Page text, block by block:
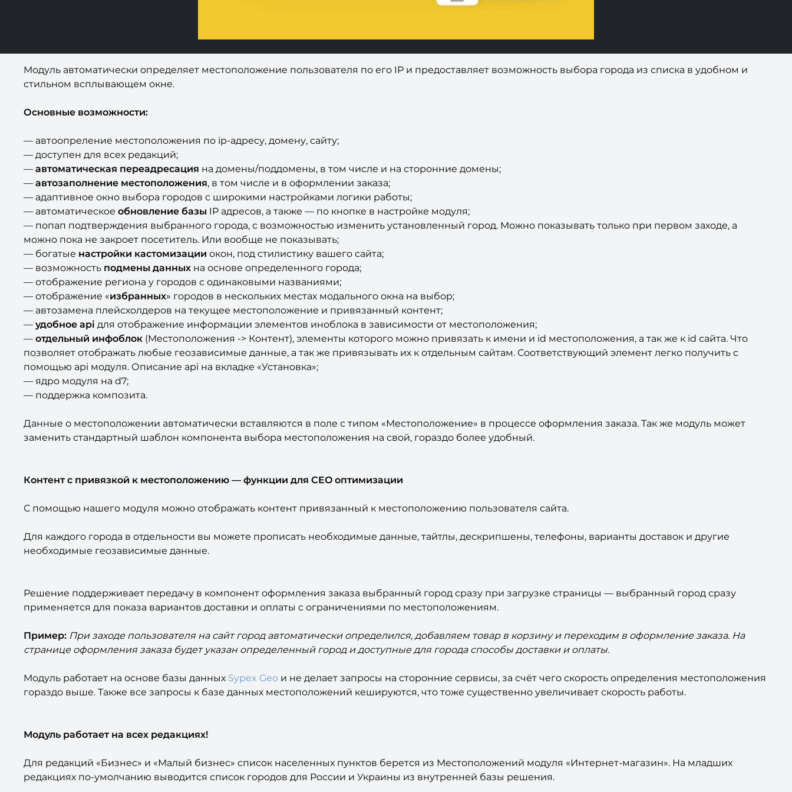
Модуль автоматически определяет местоположение пользователя по его IP и предоставляет возможность выбора города из списка в удобном и
стильном всплывающем окне.
Основные возможности:
— автоопреление местоположения по ip-адресу, домену, сайту;
— доступен для всех редакций;
— автоматическая переадресация на домены/поддомены, в том числе и на сторонние домены;
— автозаполнение местоположения, в том числе и в оформлении заказа;
— адаптивное окно выбора городов с широкими настройками логики работы;
— автоматическое обновление базы IP адресов, а также — по кнопке в настройке модуля;
— попап подтверждения выбранного города, с возможностью изменить установленный город. Можно показывать только при первом заходе, а
можно пока не закроет посетитель. Или вообще не показывать;
— богатые настройки кастомизации окон, под стилистику вашего сайта;
— возможность подмены данных на основе определенного города;
— отображение региона у городов с одинаковыми названиями;
— отображение «избранных» городов в нескольких местах модального окна на выбор;
— автозамена плейсхолдеров на текущее местоположение и привязанный контент;
— удобное api для отображение информации элементов иноблока в зависимости от местоположения;
— отдельный инфоблок (Местоположения -> Контент), элементы которого можно привязать к имени и id местоположения, а так же к id сайта. Что
позволяет отображать любые геозависимые данные, а так же привязывать их к отдельным сайтам. Соответствующий элемент легко получить с
помощью api модуля. Описание api на вкладке «Установка»;
— ядро модуля на d7;
— поддержка композита.
Данные о местоположении автоматически вставляются в поле с типом «Местоположение» в процессе оформления заказа. Так же модуль может
заменить стандартный шаблон компонента выбора местоположения на свой, гораздо более удобный.
Контент с привязкой к местоположению — функции для CEO оптимизации
С помощью нашего модуля можно отображать контент привязанный к местоположению пользователя сайта.
Для каждого города в отдельности вы можете прописать необходимые данные, тайтлы, дескрипшены, телефоны, варианты доставок и другие
необходимые геозависимые данные.
Решение поддерживает передачу в компонент оформления заказа выбранный город сразу при загрузке страницы — выбранный город сразу
применяется для показа вариантов доставки и оплаты с ограничениями по местоположениям.
Пример: При заходе пользователя на сайт город автоматически определился, добавляем товар в корзину и переходим в оформление заказа. На
странице оформления заказа будет указан определенный город и доступные для города способы доставки и оплаты.
Модуль работает на основе базы данных Sypex Geo и не делает запросы на сторонние сервисы, за счёт чего скорость определения местоположения
гораздо выше. Также все запросы к базе данных местоположений кешируются, что тоже существенно увеличивает скорость работы.
Модуль работает на всех редакциях!
Для редакций «Бизнес» и «Малый бизнес» список населенных пунктов берется из Местоположений модуля «Интернет-магазин». На младших
редакциях по-умолчанию выводится список городов для России и Украины из внутренней базы решения.